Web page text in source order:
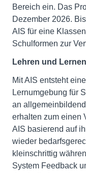
Bereich ein. Das
Dezember 2026.
AIS für eine
Schulformen zur
Lehren und
Mit AIS entsteht
Lernumgebung für
an
erhalten zum einen
AIS basierend auf
wieder
kleinschrittig
System Feedback